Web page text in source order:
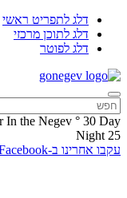
דלג לתפריט ראשי
דלג לתוכן מרכזי
דלג לפוטר
In the Negev ° 30 Day
25
Night
עקבו אחרינו ב-Facebook